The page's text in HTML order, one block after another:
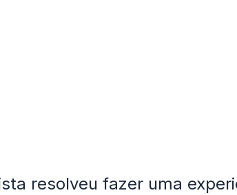
resolveu fazer uma